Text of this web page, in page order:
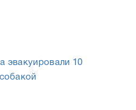
эвакуировали 10